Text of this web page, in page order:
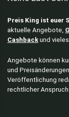
Preis King ist euer
aktuelle Angebote,
Cashback und
Angebote können
und
Veröffentlichung
rechtlicher